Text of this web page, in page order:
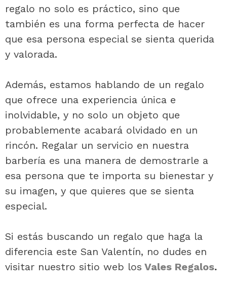
regalo no solo es práctico, sino que
también es una forma perfecta de hacer
que esa persona especial se sienta querida
y valorada.
Además, estamos hablando de un regalo
que ofrece una experiencia única e
inolvidable, y no solo un objeto que
probablemente acabará olvidado en un
rincón. Regalar un servicio en nuestra
barbería es una manera de demostrarle a
esa persona que te importa su bienestar y
su imagen, y que quieres que se sienta
especial.
Si estás buscando un regalo que haga la
diferencia este San Valentín, no dudes en
visitar nuestro sitio web los Vales Regalos.